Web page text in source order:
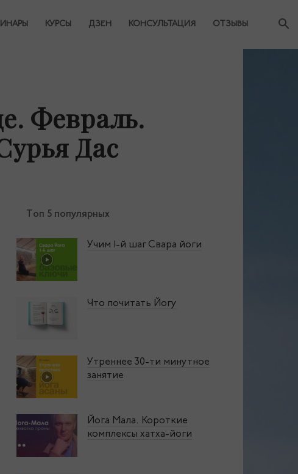
КУРСЫ ДЗЕН КОНСУЛЬТАЦИЯ ОТЗЫВЫ
Февраль.
Дас
Топ 5 популярных
Учим 1‑й шаг Свара йоги
Что почитать Йогу
Утреннее 30-ти минутное
занятие
Йога Мала. Короткие
комплексы хатха-йоги